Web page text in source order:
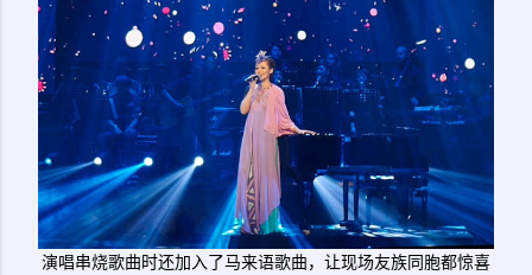
演唱串烧歌曲时还加入了马来语歌曲，让现场友族同胞都惊喜